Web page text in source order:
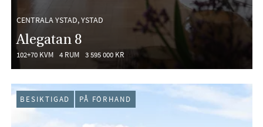
CENTRALA YSTAD, YSTAD
Alegatan 8
102+70 KVM 4 RUM 3 595 000 KR
BESIKTIGAD PÅ FÖRHAND